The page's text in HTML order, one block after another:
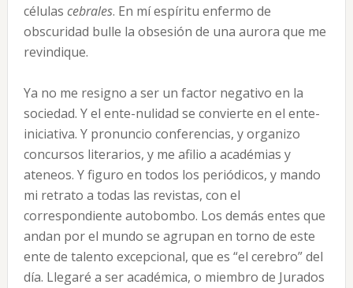
células cebrales. En mí espíritu enfermo de
obscuridad bulle la obsesión de una aurora que me
revindique.
Ya no me resigno a ser un factor negativo en la
sociedad. Y el ente-nulidad se convierte en el ente-
iniciativa. Y pronuncio conferencias, y organizo
concursos literarios, y me afilio a aca­démias y
ateneos. Y figuro en todos los periódicos, y mando
mi retrato a todas las revistas, con el
correspondiente autobombo. Los demás entes que
andan por el mundo se agrupan en torno de este
ente de talento excepcional, que es “el cerebro” del
día. Llegaré a ser académica, o miembro de Jurados